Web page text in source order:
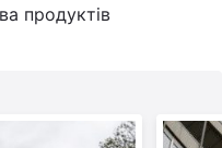
продуктів